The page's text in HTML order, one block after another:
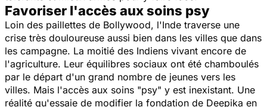
Favoriser l'accès aux soins psy
Loin des paillettes de Bollywood, l'Inde traverse une
crise très douloureuse aussi bien dans les villes que dans
les campagne. La moitié des Indiens vivant encore de
l'agriculture. Leur équilibres sociaux ont été chamboulés
par le départ d'un grand nombre de jeunes vers les
villes. Mais l'accès aux soins "psy" y est inexistant. Une
réalité qu'essaie de modifier la fondation de Deepika en